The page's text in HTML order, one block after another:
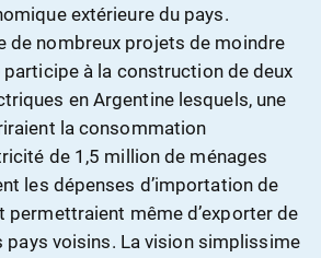
extérieure du pays.
de nombreux projets de moindre
participe à la construction de deux
en Argentine lesquels, une
la consommation
de 1,5 million de ménages
les dépenses d’importation de
permettraient même d’exporter de
pays voisins. La vision simplissime